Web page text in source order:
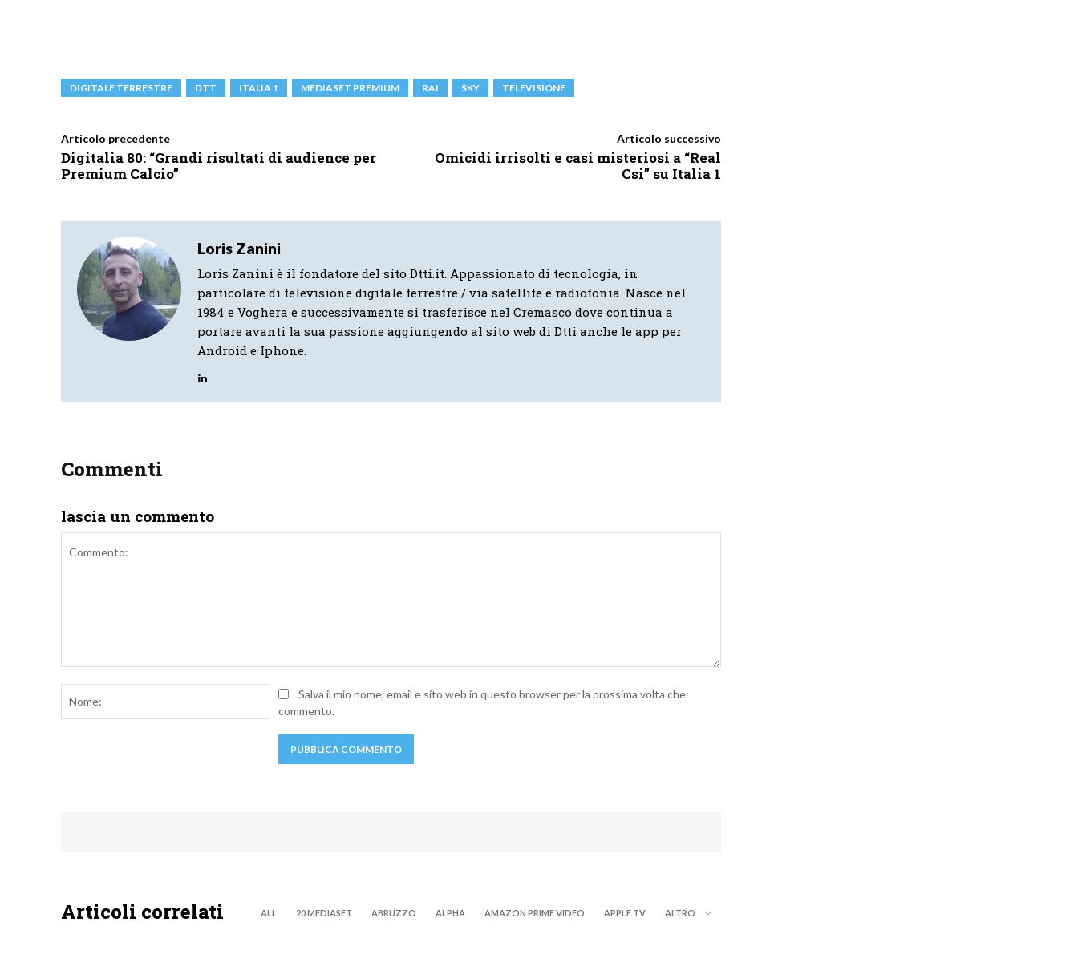
DIGITALE TERRESTRE DTT ITALIA 1 MEDIASET PREMIUM RAI SKY TELEVISIONE
Articolo precedente
Digitalia 80: “Grandi risultati di audience per
Premium Calcio”
Articolo successivo
Omicidi irrisolti e casi misteriosi a “Real
Csi” su Italia 1
Loris Zanini
Loris Zanini è il fondatore del sito Dtti.it. Appassionato di tecnologia, in
particolare di televisione digitale terrestre / via satellite e radiofonia. Nasce nel
1984 e Voghera e successivamente si trasferisce nel Cremasco dove continua a
portare avanti la sua passione aggiungendo al sito web di Dtti anche le app per
Android e Iphone.
Commenti
lascia un commento
Nome:Salva il mio nome, email e sito web in questo browser per la prossima volta che
commento.
Articoli correlati ALL 20 MEDIASET ABRUZZO ALPHA AMAZON PRIME VIDEO APPLE TV ALTRO